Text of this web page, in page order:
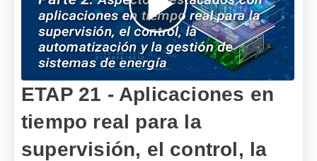
ETAP 21 - Aplicaciones en
tiempo real para la
supervisión, el control, la